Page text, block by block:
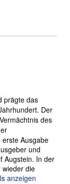
prägte das
Der
des
Ausgabe
und
Augstein. In der
wieder die
anzeigen